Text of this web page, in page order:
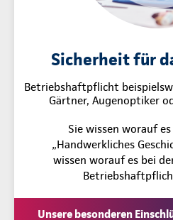
Sicherheit für
Betriebshaftpflicht
Gärtner, Augenoptiker
Sie wissen worauf
„Handwerkliches
wissen worauf es bei
Unsere besonderen